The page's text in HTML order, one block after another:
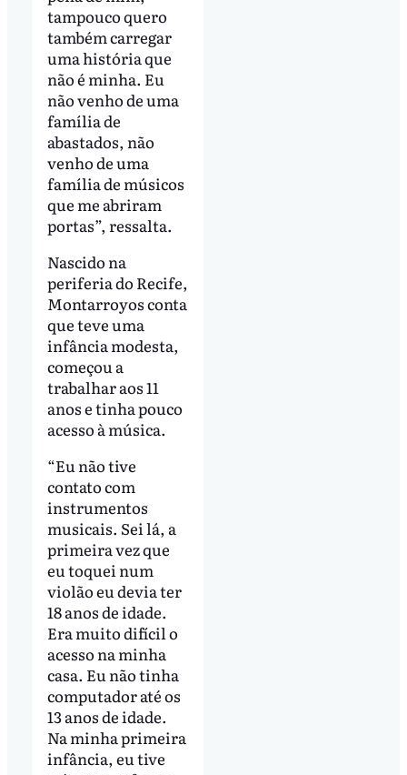
tampouco quero
também carregar
uma história que
não é minha. Eu
não venho de uma
família de
abastados, não
venho de uma
família de músicos
que me abriram
portas”, ressalta.
Nascido na
periferia do Recife,
Montarroyos conta
que teve uma
infância modesta,
começou a
trabalhar aos 11
anos e tinha pouco
acesso à música.
“Eu não tive
contato com
instrumentos
musicais. Sei lá, a
primeira vez que
eu toquei num
violão eu devia ter
18 anos de idade.
Era muito difícil o
acesso na minha
casa. Eu não tinha
computador até os
13 anos de idade.
Na minha primeira
infância, eu tive